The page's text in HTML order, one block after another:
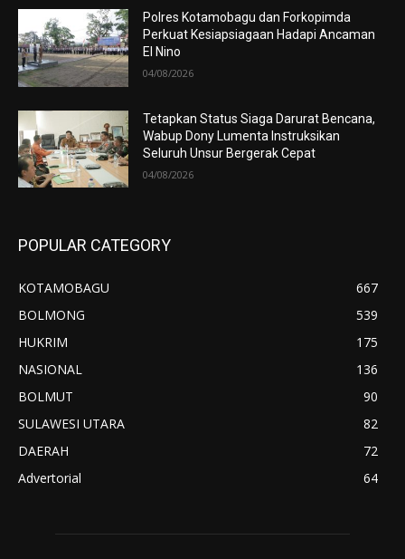
Polres Kotamobagu dan Forkopimda
Perkuat Kesiapsiagaan Hadapi Ancaman
El Nino
04/08/2026
Tetapkan Status Siaga Darurat Bencana,
Wabup Dony Lumenta Instruksikan
Seluruh Unsur Bergerak Cepat
04/08/2026
POPULAR CATEGORY
KOTAMOBAGU
667
BOLMONG
539
HUKRIM
175
NASIONAL
136
BOLMUT
90
SULAWESI UTARA
82
DAERAH
72
Advertorial
64